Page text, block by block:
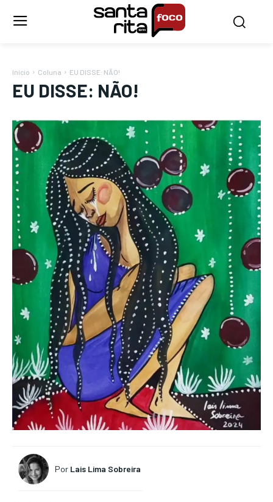
Início Coluna EU DISSE: NÃO!
EU DISSE: NÃO!
Por Lais Lima Sobreira